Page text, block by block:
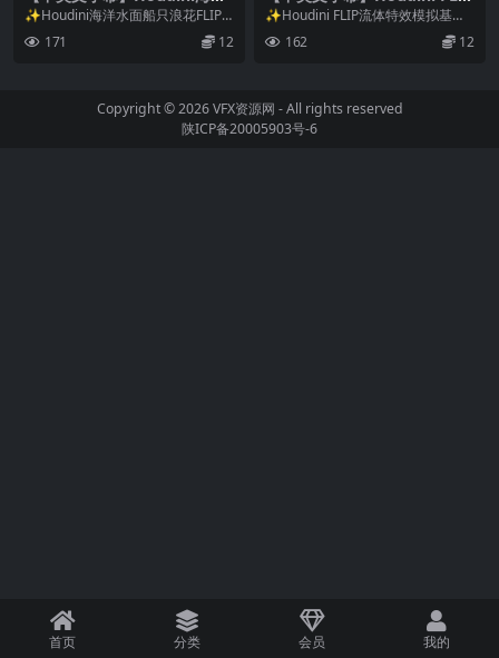
水面船只浪花FLIP流体特效教
✨Houdini海洋水面船只浪花FLIP
171 12
流体特效模拟基础教程
✨Houdini FLIP流体特效模拟基础
162 12
Copyright © 2026VFX资源网 - All rights reserved
陕ICP备20005903号-6
首页 分类 会员 我的